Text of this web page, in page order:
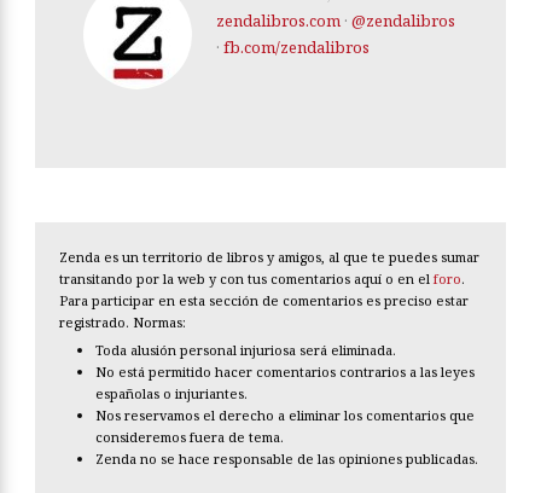
zendalibros.com · @zendalibros
· fb.com/zendalibros
Zenda es un territorio de libros y amigos, al que te puedes sumar
transitando por la web y con tus comentarios aquí o en el foro.
Para participar en esta sección de comentarios es preciso estar
registrado. Normas:
Toda alusión personal injuriosa será eliminada.
No está permitido hacer comentarios contrarios a las leyes
españolas o injuriantes.
Nos reservamos el derecho a eliminar los comentarios que
consideremos fuera de tema.
Zenda no se hace responsable de las opiniones publicadas.